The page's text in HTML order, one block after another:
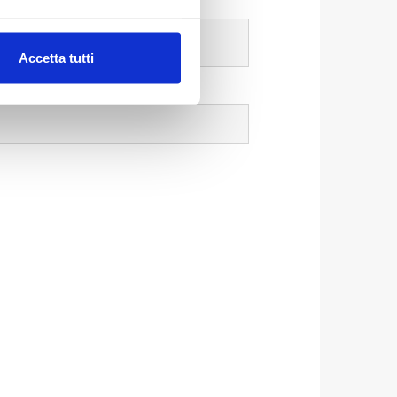
(impronte
di base quali la
analisi dei dati web,
le finalità sopra indicate.
Accetta tutti